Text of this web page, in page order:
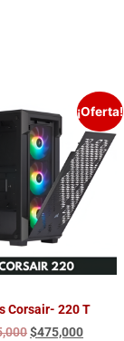
¡Oferta!
Corsair- 220 T
$475,000